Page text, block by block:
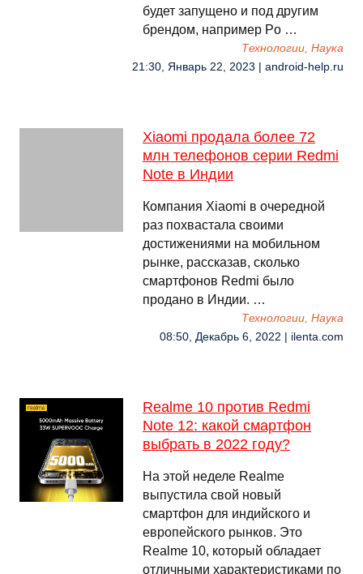
будет запущено и под другим
брендом, например Po …
Технологии, Наука
21:30, Январь 22, 2023 | android-help.ru
Xiaomi продала более 72
млн телефонов серии Redmi
Note в Индии
Компания Xiaomi в очередной
раз похвастала своими
достижениями на мобильном
рынке, рассказав, сколько
смартфонов Redmi было
продано в Индии. …
Технологии, Наука
08:50, Декабрь 6, 2022 | ilenta.com
Realme 10 против Redmi
Note 12: какой смартфон
выбрать в 2022 году?
На этой неделе Realme
выпустила свой новый
смартфон для индийского и
европейского рынков. Это
Realme 10, который обладает
отличными характеристиками по